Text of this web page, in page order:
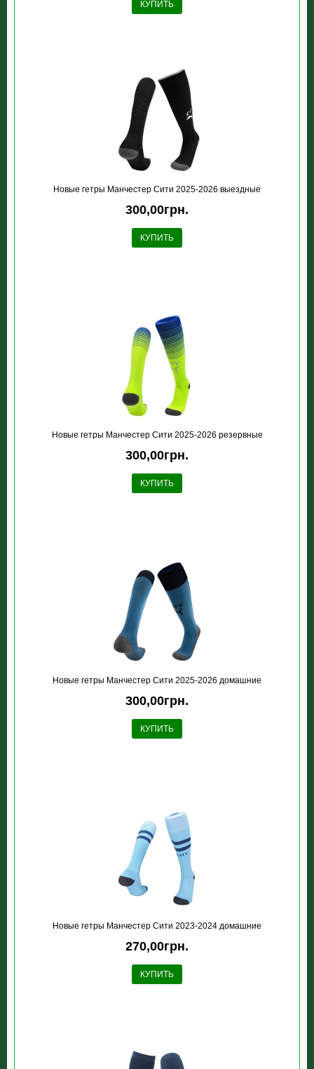
КУПИТЬ
Новые гетры Манчестер Сити 2025-2026 выездные
300,00грн.
КУПИТЬ
Новые гетры Манчестер Сити 2025-2026 резервные
300,00грн.
КУПИТЬ
Новые гетры Манчестер Сити 2025-2026 домашние
300,00грн.
КУПИТЬ
Новые гетры Манчестер Сити 2023-2024 домашние
270,00грн.
КУПИТЬ